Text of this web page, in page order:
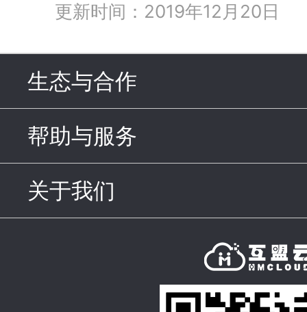
更新时间：2019年12月20日
生态与合作
帮助与服务
关于我们